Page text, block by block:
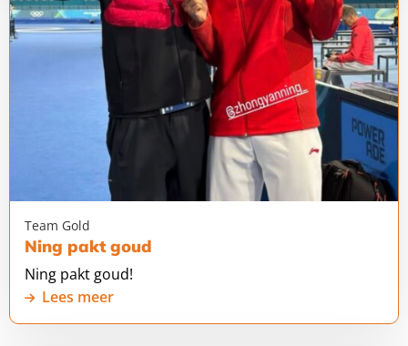
Team Gold
Ning pakt goud
Ning pakt goud!
Lees meer